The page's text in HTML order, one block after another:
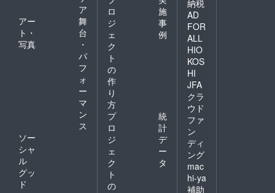
ア
アー
ト・
写真
舞
台
・
パ
フ
ォ
ー
マ
ン
ス
ソー
シャ
ル
グッ
ド
ロ
ジ
ェ
ク
ト
の
作
り
方
施
事
例
プ
ロ
ジ
ェ
ク
ト
の
統
計
デ
ー
タ
納税
AD
FOR
ALL
HIO
KOS
HI
JFA
クラ
ウド
ファ
ン
ディ
ング
mac
hi-ya
補助